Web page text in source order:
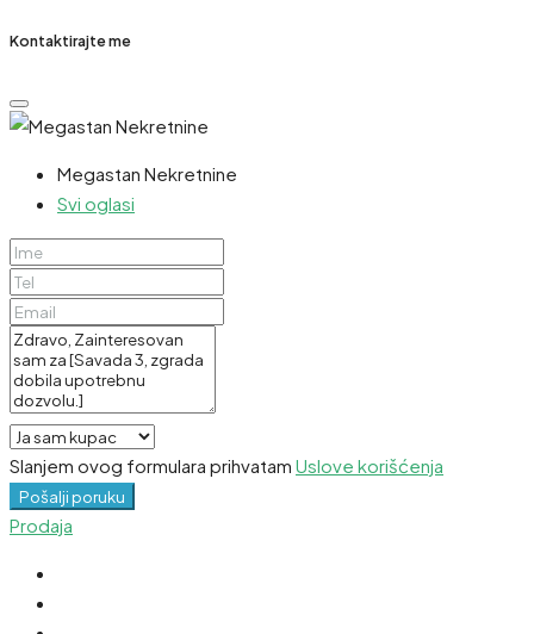
Kontaktirajte me
Megastan Nekretnine
Svi oglasi
Slanjem ovog formulara prihvatam Uslove korišćenja
Pošalji poruku
Prodaja